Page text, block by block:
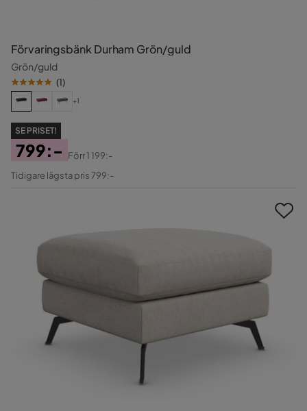
Förvaringsbänk Durham Grön/guld
Grön/guld
(1)
+1
SE PRISET!
Pris
799:-
Original
Förr1 199:-
Tidigare lägsta pris 799:-